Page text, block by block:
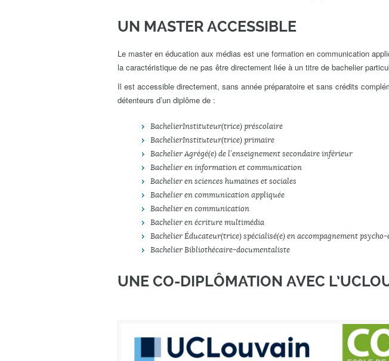
UN MASTER ACCESSIBLE
Le master en éducation aux médias est une formation en communication
la caractéristique de ne pas être directement liée à un titre de bachelier
Il est accessible directement, sans année préparatoire et sans crédits
détenteurs d’un diplôme de :
Bachelier Instituteur(trice) préscolaire
Bachelier Instituteur(trice) primaire
Bachelier Agrégé(e) de l’enseignement secondaire inférieur
Bachelier en information et communication
Bachelier en sciences humaines et sociales
Bachelier en communication appliquée
Bachelier en communication
Bachelier en écriture multimédia
Bachelier Éducateur(trice) spécialisé(e) en accompagnement
Bachelier Bibliothécaire-documentaliste
UNE CO-DIPLÔMATION AVEC